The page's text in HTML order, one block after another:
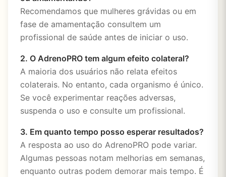
Recomendamos que mulheres grávidas ou em
fase de amamentação consultem um
profissional de saúde antes de iniciar o uso.
2. O AdrenoPRO tem algum efeito colateral?
A maioria dos usuários não relata efeitos
colaterais. No entanto, cada organismo é único.
Se você experimentar reações adversas,
suspenda o uso e consulte um profissional.
3. Em quanto tempo posso esperar resultados?
A resposta ao uso do AdrenoPRO pode variar.
Algumas pessoas notam melhorias em semanas,
enquanto outras podem demorar mais tempo. É